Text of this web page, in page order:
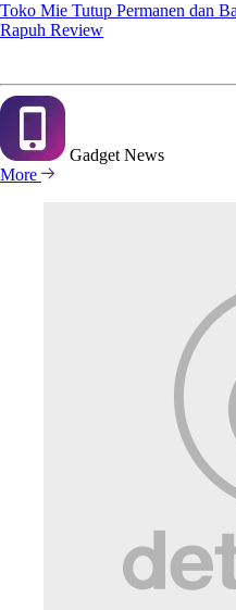
Toko Mie Tutup Permanen dan
Rapuh Review
Gadget News
More